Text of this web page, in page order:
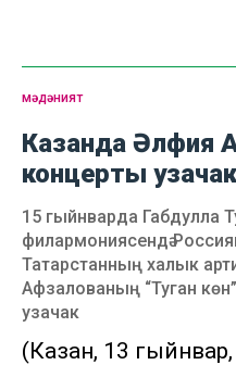
мәдәният
Казанда Әлфия
концерты узачак
15 гыйнварда Габдулла
филармониясендә
Татарстанның халык
Афзалованың “Туган
узачак
(Казан, 13